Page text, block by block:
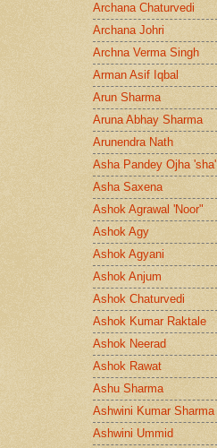
Archana Chaturvedi
Archana Johri
Archna Verma Singh
Arman Asif Iqbal
Arun Sharma
Aruna Abhay Sharma
Arunendra Nath
Asha Pandey Ojha 'sha'
Asha Saxena
Ashok Agrawal 'Noor"
Ashok Agy
Ashok Agyani
Ashok Anjum
Ashok Chaturvedi
Ashok Kumar Raktale
Ashok Neerad
Ashok Rawat
Ashu Sharma
Ashwini Kumar Sharma
Ashwini Ummid